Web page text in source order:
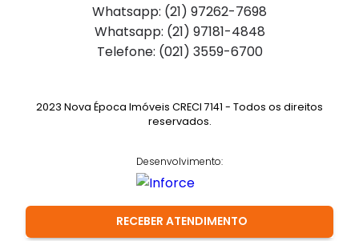
RECEBER ATENDIMENTO
Whatsapp: (21) 97262-7698
Whatsapp: (21) 97181-4848
Telefone: (021) 3559-6700
2023 Nova Época Imóveis CRECI 7141 - Todos os direitos
reservados.
Desenvolvimento: